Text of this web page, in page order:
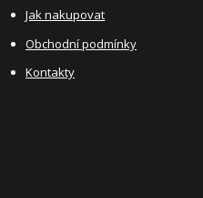
Jak nakupovat
Obchodní podmínky
Kontakty